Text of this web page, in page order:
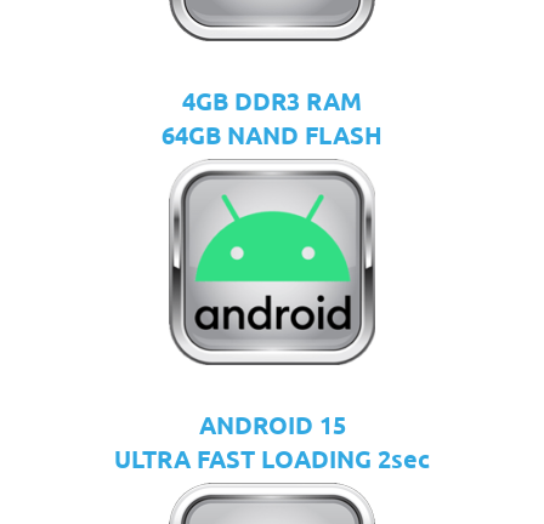
4GB DDR3 RAM
64GB NAND FLASH
ANDROID 15
ULTRA FAST LOADING 2sec